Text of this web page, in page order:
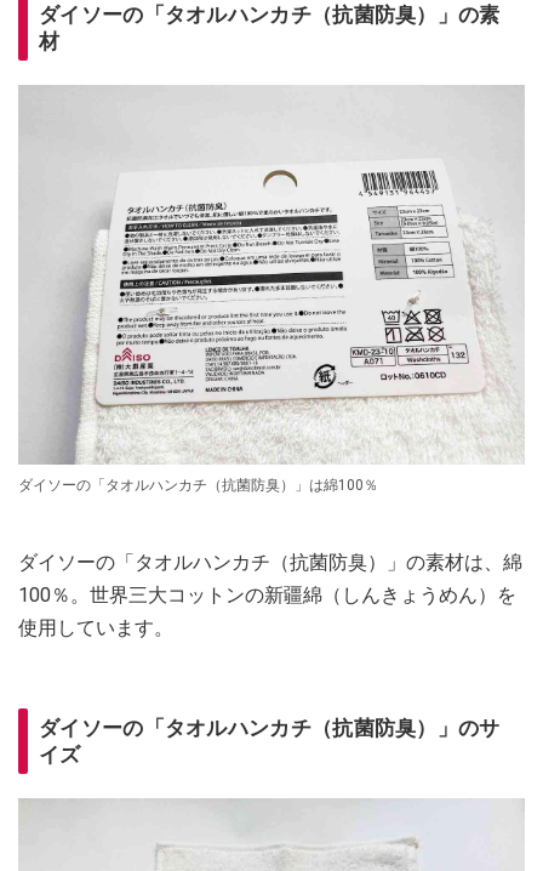
ダイソーの「タオルハンカチ（抗菌防臭）」の素
材
ダイソーの「タオルハンカチ（抗菌防臭）」は綿100％
ダイソーの「タオルハンカチ（抗菌防臭）」の素材は、綿
100％。世界三大コットンの新疆綿（しんきょうめん）を
使用しています。
ダイソーの「タオルハンカチ（抗菌防臭）」のサ
イズ